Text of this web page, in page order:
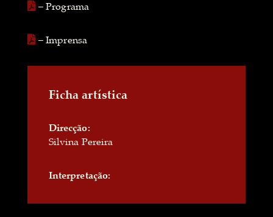
– Programa
– Imprensa
Ficha artística
Direcção:
Silvina Pereira
Interpretação: